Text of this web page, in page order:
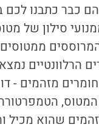
סילון של
מזהמים
המטוס,
שהוא מכיל